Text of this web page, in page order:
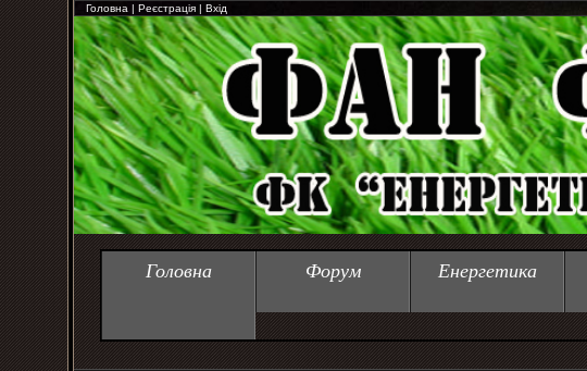
Головна | Реєстрація | Вхід
Головна Форум Енергетика